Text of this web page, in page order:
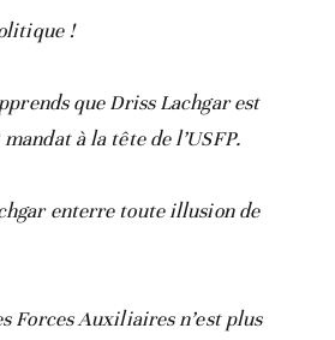
!
que Driss Lachgar est
à la tête de l’USFP.
enterre toute illusion de
Forces Auxiliaires n’est plus